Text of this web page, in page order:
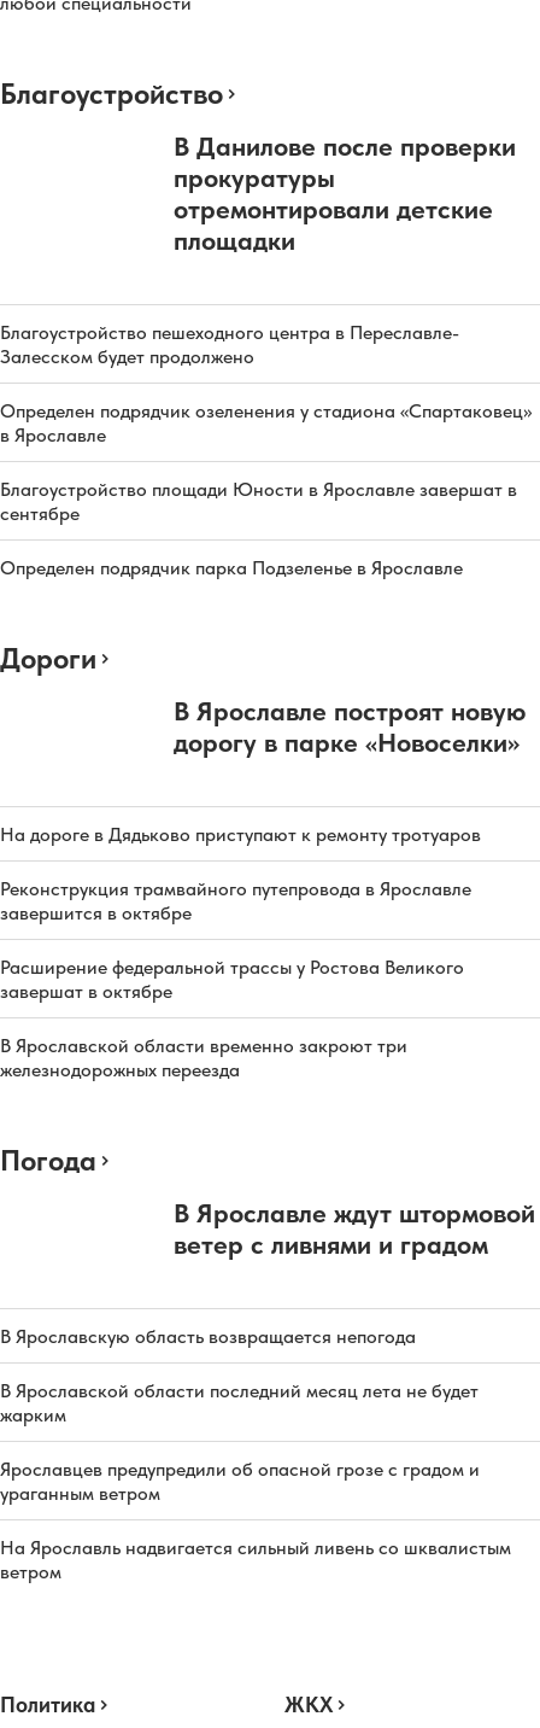
Благоустройство
В Данилове после проверки
прокуратуры
отремонтировали детские
площадки
Благоустройство пешеходного центра в Переславле-
Залесском будет продолжено
Определен подрядчик озеленения у стадиона «Спартаковец»
в Ярославле
Благоустройство площади Юности в Ярославле завершат в
сентябре
Определен подрядчик парка Подзеленье в Ярославле
Дороги
В Ярославле построят новую
дорогу в парке «Новоселки»
На дороге в Дядьково приступают к ремонту тротуаров
Реконструкция трамвайного путепровода в Ярославле
завершится в октябре
Расширение федеральной трассы у Ростова Великого
завершат в октябре
В Ярославской области временно закроют три
железнодорожных переезда
Погода
В Ярославле ждут штормовой
ветер с ливнями и градом
В Ярославскую область возвращается непогода
В Ярославской области последний месяц лета не будет
жарким
Ярославцев предупредили об опасной грозе с градом и
ураганным ветром
На Ярославль надвигается сильный ливень со шквалистым
ветром
Политика ЖКХ